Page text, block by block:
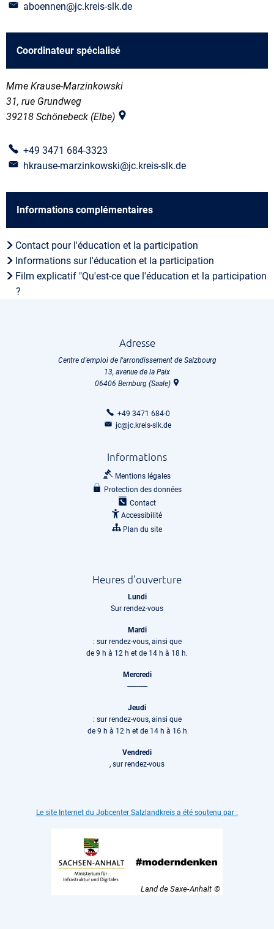
aboennen@jc.kreis-slk.de
Coordinateur spécialisé
Mme Krause-Marzinkowski
31, rue Grundweg
39218 Schönebeck (Elbe)
+49 3471 684-3323
hkrause-marzinkowski@jc.kreis-slk.de
Informations complémentaires
Contact pour l'éducation et la participation
Informations sur l'éducation et la participation
Film explicatif "Qu'est-ce que l'éducation et la participation
?
Adresse
Centre d'emploi de l'arrondissement de Salzbourg
13, avenue de la Paix
06406 Bernburg (Saale)
+49 3471 684-0
jc@jc.kreis-slk.de
Informations
Mentions légales
Protection des données
Contact
Accessibilité
Plan du site
Heures d'ouverture
Lundi
Sur rendez-vous
Mardi
: sur rendez-vous, ainsi que
de 9 h à 12 h et de 14 h à 18 h.
Mercredi
-----------
Jeudi
: sur rendez-vous, ainsi que
de 9 h à 12 h et de 14 h à 16 h
Vendredi
, sur rendez-vous
Le site Internet du Jobcenter Salzlandkreis a été soutenu par :
Land de Saxe-Anhalt